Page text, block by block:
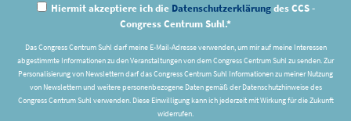
Hiermit akzeptiere ich die Datenschutzerklärungdes CCS -
Congress Centrum Suhl.*
Das Congress Centrum Suhl darf meine E-Mail-Adresse verwenden, um mir auf meine Interessen
abgestimmte Informationen zu den Veranstaltungen von dem Congress Centrum Suhl zu senden. Zur
Personalisierung von Newslettern darf das Congress Centrum Suhl Informationen zu meiner Nutzung
von Newslettern und weitere personenbezogene Daten gemäß der Datenschutzhinweise des
Congress Centrum Suhl verwenden. Diese Einwilligung kann ich jederzeit mit Wirkung für die Zukunft
widerrufen.